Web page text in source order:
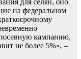
для селян, оно
на федеральном
посевную кампанию,
не более 5%», –